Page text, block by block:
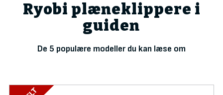
Ryobi plæneklippere i
guiden
De 5 populære modeller du kan læse om